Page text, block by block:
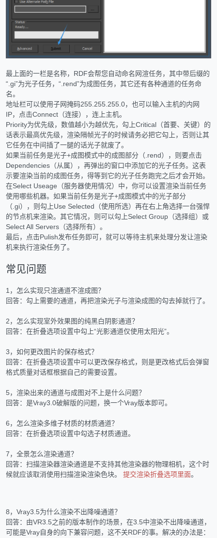
最上面的一栏是名称，RDF会帮您自动命名网渲任务，其中带后缀的
“.gi”为光子任务，“.rend”为成图任务，其它还有各种通道的任务命
名。
地址栏可以使用子网掩码255.255.255.0，也可以输入主机的内网
IP，点击Connect（连接），连上主机。
Priority为优先级，数值越小为越优先，勾上Critical（首要、关键）的
话表示最高优先级，渲染隔帧光子的时候请务必把它勾上，否则让其
它任务在中间插了一腿的话光子就废了。
如果当前任务是光子+成图模式中的成图部分（.rend），则要点击
Dependencies（从属），再弹出的窗口中添加它的光子任务。这表
示要渲染当前的成图任务，得等到它的光子任务跑完之后才会开始。
在Select Useage（服务器使用情况）中，你可以设置渲染当前任务
使用哪些机器。如果当前任务是光子+成图模式中的光子部分
（.gi），则勾上Use Selected（使用所选）再在右上角选择一台强悍
的节点机来渲染。其它情况，则可以勾上Select Group（选择组）或
Select All Servers（选择所有）。
最后，点击Pulish发布任务即可，就可以等待主机来处理分发让渲染
机来执行渲染任务了。
常见问题
1，怎么实现只渲通道不渲成图？
回答：勾上需要的通道，再把渲染光子与渲染成图的勾去掉就行了。
2，怎么实现室外效果图的纯黑白阴影通道？
回答：在折叠选项设置中勾上“光影通道仅使用太阳光”。
3，如何更改图片的保存格式？
回答：在折叠选项设置中可以更改保存格式，则是更改格式后会弹窗
格式质量对话框根据自己的需要设置。
5，渲染出来的通道与成图对不上是什么问题？
回答：是Vray3.0破解版的问题，换一个Vray版本即可。
6，怎么渲染多维子材质的材质通道？
回答：在折叠选项设置中勾选子材质通道。
7，全景怎么渲染通道？
回答： 扫描渲染器渲染通道是不支持其他渲染器的物理相机，这个时
候就应该取消使用扫描渲染渲染色块。 提交渲染折叠选项里面。
8，Vray3.5为什么渲染不出降噪通道？
回答：由VR3.5之前的版本制作的场景，在3.5中渲染不出降噪通道，
可能是Vray自身的向下兼容问题，这不关RDF的事。解决的办法是：